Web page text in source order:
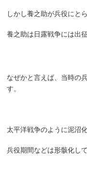
しかし養之助が兵役にと
養之助は日露戦争には出
なぜかと言えば、当時の
す。
太平洋戦争のように泥沼
兵役期間などは形骸化し